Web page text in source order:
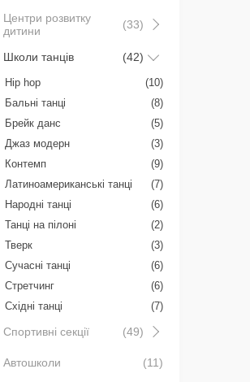
Центри розвитку
дитини
(33)
Школи танців (42)
Hip hop
(10)
Бальні танці
(8)
Брейк данс
(5)
Джаз модерн
(3)
Контемп
(9)
Латиноамериканські танці
(7)
Народні танці
(6)
Танці на пілоні
(2)
Тверк
(3)
Сучасні танці
(6)
Стретчинг
(6)
Східні танці
(7)
Спортивні секції (49)
Автошколи (11)